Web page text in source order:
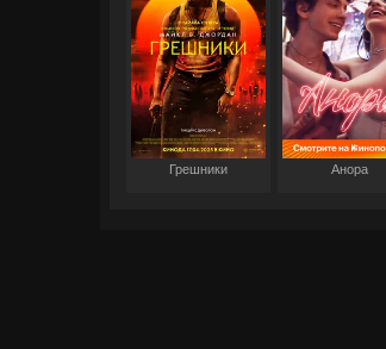
Грешники Анора